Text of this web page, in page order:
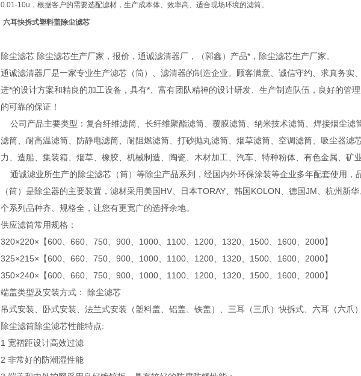
0.01-10u ，根据客户的需要选配滤材，生产成本体、效率高、适合现场环境的滤筒。
六耳快拆式塑料盖除尘滤芯
除尘滤芯 除尘滤芯生产厂家，报价，通诚滤清器厂，（郭鑫）产品*，除尘滤芯生产厂家。
通诚滤清器厂是一家专业生产滤芯（筒）、滤清器的制造企业。顾客满意、诚信守约、求真务实
进*的设计方案和精良的加工设备，具有*、富有团队精神的设计研发、生产制造队伍，良好的管
的可靠的保证！
公司产品主要类型：复合纤维滤筒、长纤维聚酯滤筒、覆膜滤筒、纳米技术滤筒、焊接烟尘滤
滤筒、耐高温滤筒、防静电滤筒、耐阻燃滤筒、打砂抛丸滤筒、烟草滤筒、空调滤筒、吸尘器滤
力、造船、集装箱、烟草、橡胶、机械制造、陶瓷、木材加工、汽车、特种粉体、有色金属、矿业
通诚滤业所生产的除尘滤芯（筒）等除尘产品系列，经国内外环保涂装等企业多年配套使用，
（筒）是除尘器的主要装置，滤材采用美国HV、日本TORAY、韩国KOLON、德国JM、杭州新
个系列品种齐、规格全，让您有更宽广的选择余地。
供应滤筒常用规格：
320×220×【600、660、750、900、1000、1100、1200、1320、1500、1600、2000】
325×215×【600、660、750、900、1000、1100、1200、1320、1500、1600、2000】
350×240×【600、660、750、900、1000、1100、1200、1320、1500、1600、2000】
端盖类型及安装方式： 除尘滤芯
吊式安装、卧式安装、法兰式安装（塑料盖、铝盖、铁盖）、三耳（三爪）快拆式、六耳（六爪
除尘滤筒除尘滤芯性能特点:
1 宽褶距设计高效过滤
2 非常好的防潮湿性能